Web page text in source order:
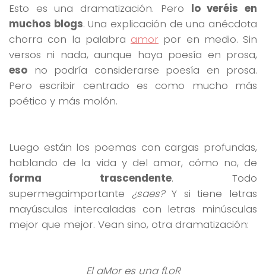
Esto es una dramatización. Pero lo veréis en
muchos blogs. Una explicación de una anécdota
chorra con la palabra amor por en medio. Sin
versos ni nada, aunque haya poesía en prosa,
eso no podría considerarse poesía en prosa.
Pero escribir centrado es como mucho más
poético y más molón.
Luego están los poemas con cargas profundas,
hablando de la vida y del amor, cómo no, de
forma trascendente. Todo
supermegaimportante ¿saes?Y si tiene letras
mayúsculas intercaladas con letras minúsculas
mejor que mejor. Vean sino, otra dramatización:
El aMor es una fLoR